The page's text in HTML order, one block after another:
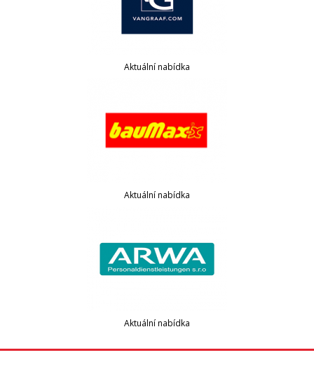
Aktuální nabídka
Aktuální nabídka
Aktuální nabídka